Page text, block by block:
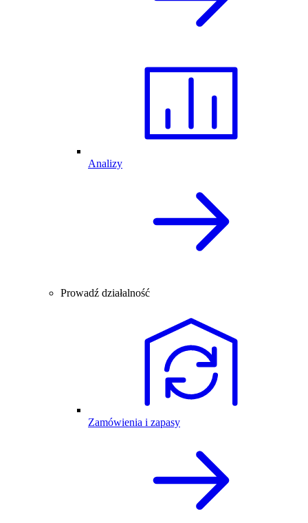
Analizy
Prowadź działalność
Zamówienia i zapasy